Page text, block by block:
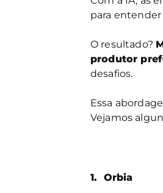
para
O resultado?
produtor
desafios.
Essa
Vejamos
1. Orbia